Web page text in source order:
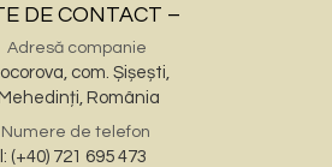
DE CONTACT –
Adresă companie
com. Șișești,
România
Numere de telefon
(+40) 721 695 473